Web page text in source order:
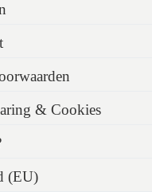
& Cookies
(EU)